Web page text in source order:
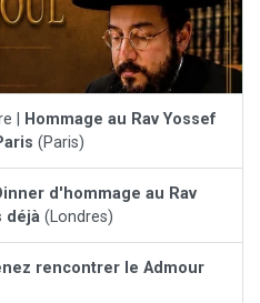
|
Hommage au Rav Yossef
(Paris)
d'hommage au Rav
déjà (Londres)
rencontrer le Admour